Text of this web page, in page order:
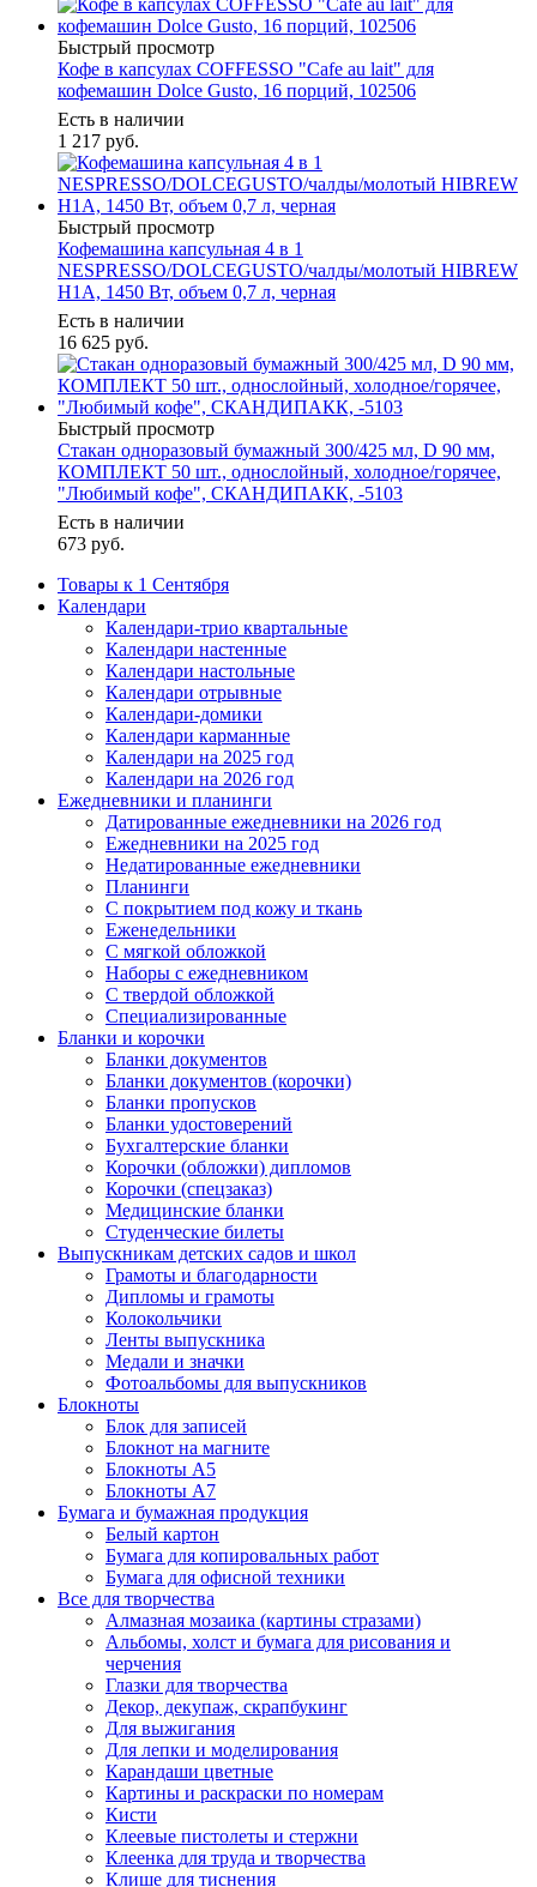
Быстрый просмотр
Кофе в капсулах COFFESSO "Cafe au lait" для
кофемашин Dolce Gusto, 16 порций, 102506
Есть в наличии
1 217 руб.
Быстрый просмотр
Кофемашина капсульная 4 в 1
NESPRESSO/DOLCEGUSTO/чалды/молотый HIBREW
H1A, 1450 Вт, объем 0,7 л, черная
Есть в наличии
16 625 руб.
Быстрый просмотр
Стакан одноразовый бумажный 300/425 мл, D 90 мм,
КОМПЛЕКТ 50 шт., однослойный, холодное/горячее,
"Любимый кофе", СКАНДИПАКК, -5103
Есть в наличии
673 руб.
Товары к 1 Сентября
Календари
Календари-трио квартальные
Календари настенные
Календари настольные
Календари отрывные
Календари-домики
Календари карманные
Календари на 2025 год
Календари на 2026 год
Ежедневники и планинги
Датированные ежедневники на 2026 год
Ежедневники на 2025 год
Недатированные ежедневники
Планинги
С покрытием под кожу и ткань
Еженедельники
С мягкой обложкой
Наборы с ежедневником
С твердой обложкой
Специализированные
Бланки и корочки
Бланки документов
Бланки документов (корочки)
Бланки пропусков
Бланки удостоверений
Бухгалтерские бланки
Корочки (обложки) дипломов
Корочки (спецзаказ)
Медицинские бланки
Студенческие билеты
Выпускникам детских садов и школ
Грамоты и благодарности
Дипломы и грамоты
Колокольчики
Ленты выпускника
Медали и значки
Фотоальбомы для выпускников
Блокноты
Блок для записей
Блокнот на магните
Блокноты А5
Блокноты А7
Бумага и бумажная продукция
Белый картон
Бумага для копировальных работ
Бумага для офисной техники
Все для творчества
Алмазная мозаика (картины стразами)
Альбомы, холст и бумага для рисования и
черчения
Глазки для творчества
Декор, декупаж, скрапбукинг
Для выжигания
Для лепки и моделирования
Карандаши цветные
Картины и раскраски по номерам
Кисти
Клеевые пистолеты и стержни
Клеенка для труда и творчества
Клише для тиснения